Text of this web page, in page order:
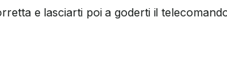
e lasciarti poi a goderti il